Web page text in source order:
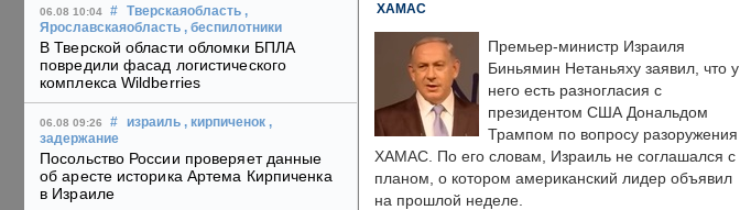
06.08 10:04 # Тверскаяобласть ,
Ярославскаяобласть , беспилотники
В Тверской области обломки БПЛА
повредили фасад логистического
комплекса Wildberries
06.08 09:26 # израиль , кирпиченок ,
задержание
Посольство России проверяет данные
об аресте историка Артема Кирпиченка
в Израиле
ХАМАС
Премьер-министр Израиля
Биньямин Нетаньяху заявил, что у
него есть разногласия с
президентом США Дональдом
Трампом по вопросу разоружения
ХАМАС. По его словам, Израиль не соглашался с
планом, о котором американский лидер объявил
на прошлой неделе.